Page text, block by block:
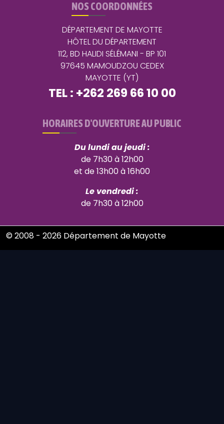
NOS COORDONNÉES
DÉPARTEMENT DE MAYOTTE
HÔTEL DU DÉPARTEMENT
112, BD HALIDI SÉLÉMANI - BP 101
97645 MAMOUDZOU CEDEX
MAYOTTE (YT)
TEL : +262 269 66 10 00
HORAIRES D'OUVERTURE AU PUBLIC
Du lundi au jeudi :
de 7h30 à 12h00
et de 13h00 à 16h00
Le vendredi :
de 7h30 à 12h00
© 2008 - 2026 Département de Mayotte